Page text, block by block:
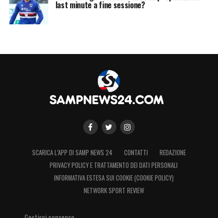
2017.
last minute a fine sessione?
SCARICA L’APP DI SAMP NEWS 24 CONTATTI
REDAZIONE
PRIVACY POLICY E TRATTAMENTO DEI DATI PERSONALI
INFORMATIVA ESTESA SUI COOKIE (COOKIE POLICY)
NETWORK SPORT REVIEW